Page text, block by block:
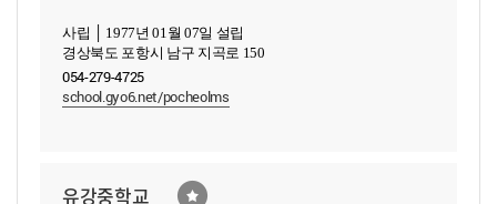
사립 │ 1977년 01월 07일 설립
경상북도 포항시 남구 지곡로 150
054-279-4725
school.gyo6.net/pocheolms
유강중학교